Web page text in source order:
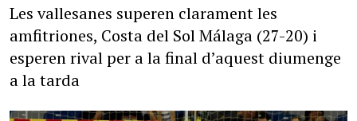
Les vallesanes superen clarament les
amfitriones, Costa del Sol Málaga (27-20) i
esperen rival per a la final d’aquest diumenge
a la tarda